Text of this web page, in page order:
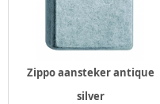
Zippo aansteker antique
silver